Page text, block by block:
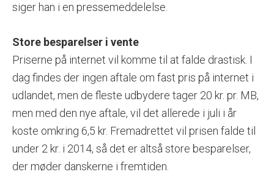
siger han i en pressemeddelelse.
Store besparelser i vente
Priserne på internet vil komme til at falde drastisk. I
dag findes der ingen aftale om fast pris på internet i
udlandet, men de fleste udbydere tager 20 kr. pr. MB,
men med den nye aftale, vil det allerede i juli i år
koste omkring 6,5 kr. Fremadrettet vil prisen falde til
under 2 kr. i 2014, så det er altså store besparelser,
der møder danskerne i fremtiden.